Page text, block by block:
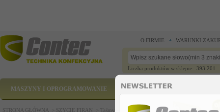
O FIRMIE WARUNKI
Liczba produktów w sklepie: 393 201
MASZYNY I OPROGRAMOWANIE CZĘŚCI ZAMIENNE
STRONA GŁÓWNA > SZYCIE FIRAN > Taśmy Conflex >Taśmy Conflex > TAŚMA